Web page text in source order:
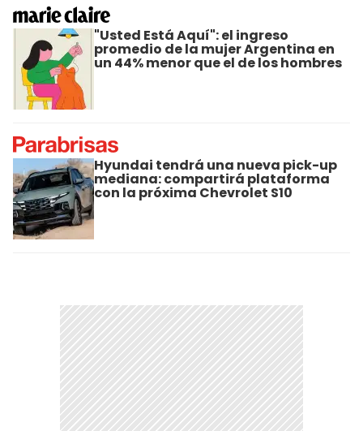
"Usted Está Aquí": el ingreso
promedio de la mujer Argentina en
un 44% menor que el de los hombres
Hyundai tendrá una nueva pick-up
mediana: compartirá plataforma
con la próxima Chevrolet S10